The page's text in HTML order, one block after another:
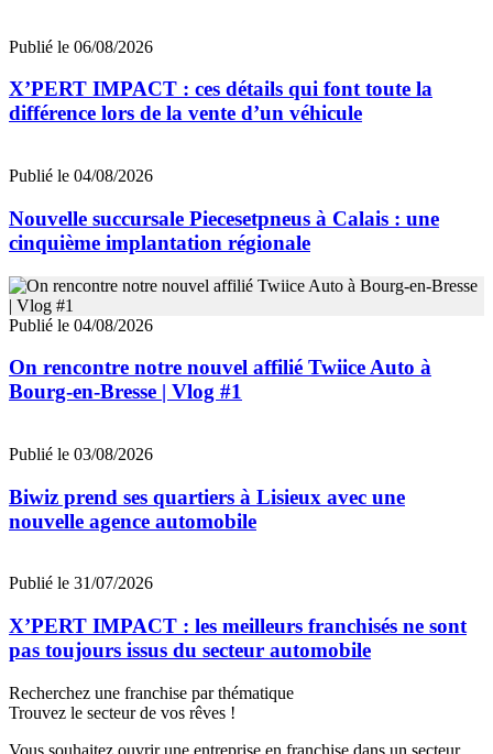
Publié le 06/08/2026
X’PERT IMPACT : ces détails qui font toute la
différence lors de la vente d’un véhicule
Publié le 04/08/2026
Nouvelle succursale Piecesetpneus à Calais : une
cinquième implantation régionale
Publié le 04/08/2026
On rencontre notre nouvel affilié Twiice Auto à
Bourg-en-Bresse | Vlog #1
Publié le 03/08/2026
Biwiz prend ses quartiers à Lisieux avec une
nouvelle agence automobile
Publié le 31/07/2026
X’PERT IMPACT : les meilleurs franchisés ne sont
pas toujours issus du secteur automobile
Recherchez une franchise par thématique
Trouvez le secteur de vos rêves !
Vous souhaitez ouvrir une entreprise en franchise dans un secteur